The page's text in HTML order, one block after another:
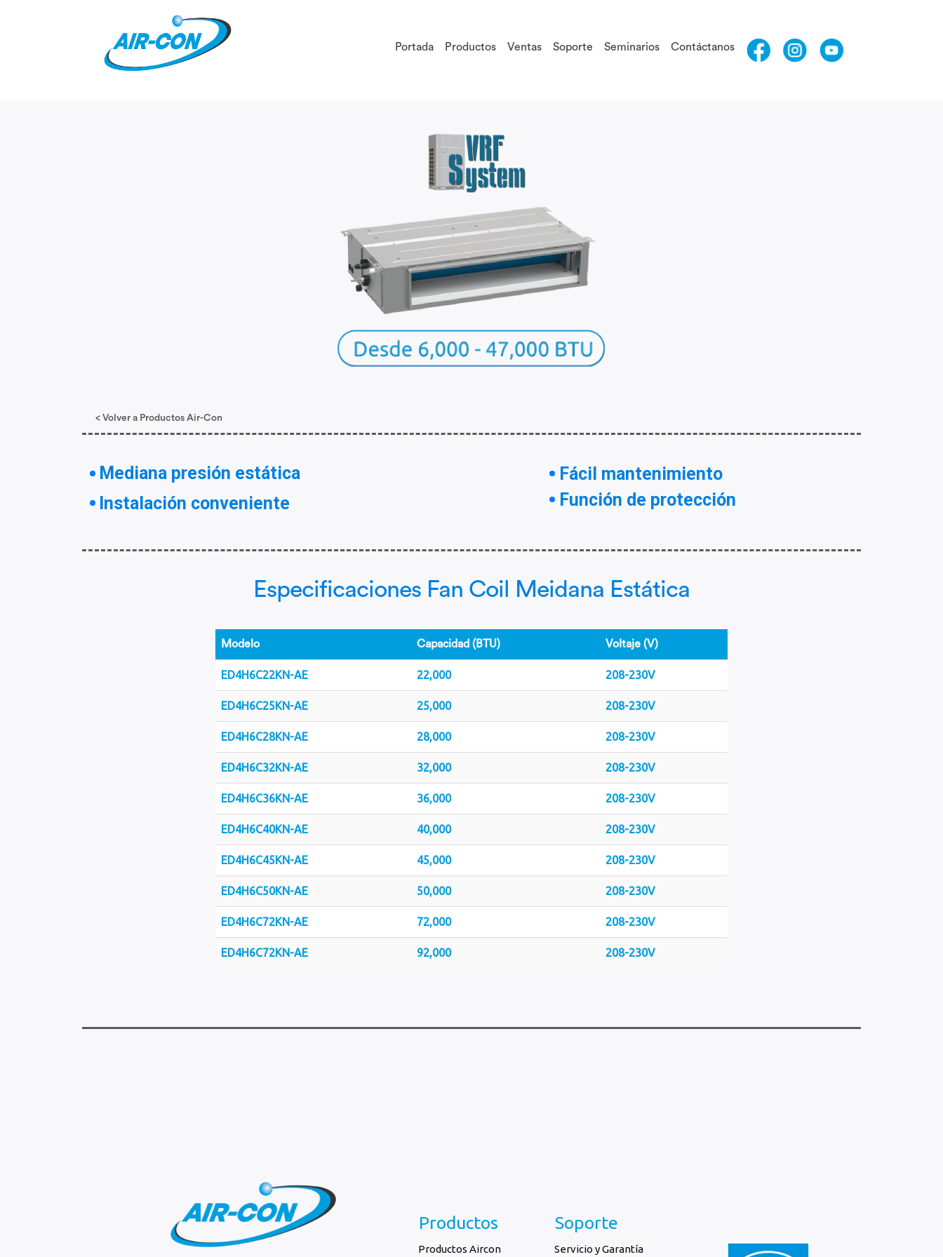
Portada Productos Ventas Soporte Seminarios Contáctanos
< Volver a Productos Air-Con
Mediana presión estática
Fácil mantenimiento
Instalación conveniente
Función de protección
Especificaciones Fan Coil Meidana Estática
Modelo Capacidad (BTU) Voltaje (V)
ED4H6C22KN-AE 22,000 208-230V
ED4H6C25KN-AE 25,000 208-230V
ED4H6C28KN-AE 28,000 208-230V
ED4H6C32KN-AE 32,000 208-230V
ED4H6C36KN-AE 36,000 208-230V
ED4H6C40KN-AE 40,000 208-230V
ED4H6C45KN-AE 45,000 208-230V
ED4H6C50KN-AE 50,000 208-230V
ED4H6C72KN-AE 72,000 208-230V
ED4H6C72KN-AE 92,000 208-230V
Productos
Productos Aircon
Soporte
Servicio y Garantía